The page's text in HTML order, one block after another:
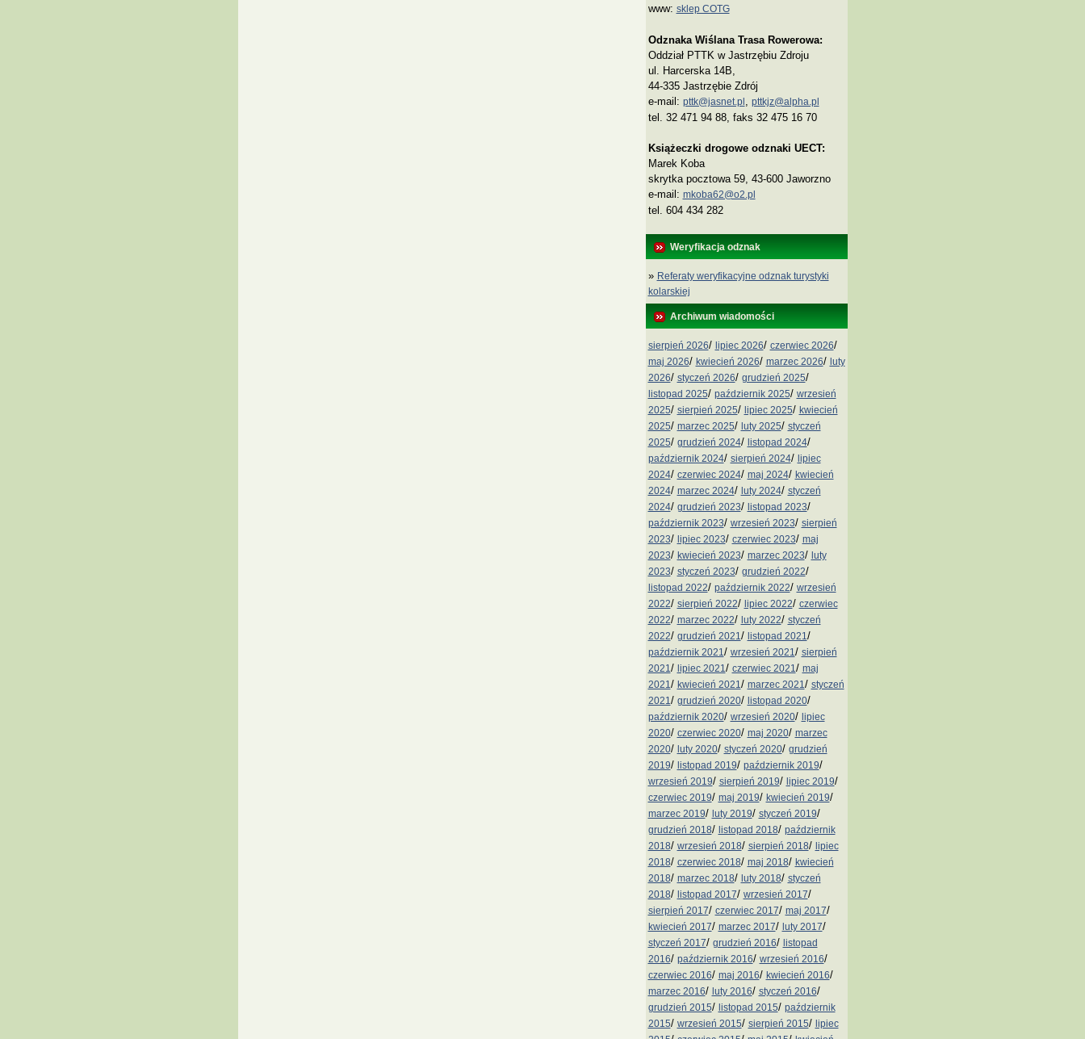
www: sklep COTG
Odznaka Wiślana Trasa Rowerowa:
Oddział PTTK w Jastrzębiu Zdroju
ul. Harcerska 14B,
44-335 Jastrzębie Zdrój
e-mail: pttk@jasnet.pl pttkjz@alpha.pl
tel. 32 471 94 88, faks 32 475 16 70
Książeczki drogowe odznaki UECT:
Marek Koba
skrytka pocztowa 59, 43-600 Jaworzno
e‑mail: mkoba62@o2.pl
tel. 604 434 282
Weryfikacja odznak
» Referaty weryfikacyjne odznak turystyki
kolarskiej
Archiwum wiadomości
sierpień 2026/ lipiec 2026/ czerwiec 2026/
maj 2026/ kwiecień 2026/ marzec 2026/ luty
2026/ styczeń 2026/ grudzień 2025/
listopad 2025/ październik 2025/ wrzesień
2025/ sierpień 2025/ lipiec 2025/ kwiecień
2025/ marzec 2025/ luty 2025/ styczeń
2025/ grudzień 2024/ listopad 2024/
październik 2024/ sierpień 2024/ lipiec
2024/ czerwiec 2024/ maj 2024/ kwiecień
2024/ marzec 2024/ luty 2024/ styczeń
2024/ grudzień 2023/ listopad 2023/
październik 2023/ wrzesień 2023/ sierpień
2023/ lipiec 2023/ czerwiec 2023/ maj
2023/ kwiecień 2023/ marzec 2023/ luty
2023/ styczeń 2023/ grudzień 2022/
listopad 2022/ październik 2022/ wrzesień
2022/ sierpień 2022/ lipiec 2022/ czerwiec
2022/ marzec 2022/ luty 2022/ styczeń
2022/ grudzień 2021 / listopad 2021 /
październik 2021 / wrzesień 2021 / sierpień
2021 / lipiec 2021 / czerwiec 2021 / maj
2021 / kwiecień 2021 / marzec 2021 / styczeń
2021 / grudzień 2020/ listopad 2020/
październik 2020/ wrzesień 2020/ lipiec
2020/ czerwiec 2020/ maj 2020/ marzec
2020/ luty 2020/ styczeń 2020/ grudzień
2019/ listopad 2019/ październik 2019/
wrzesień 2019/ sierpień 2019/ lipiec 2019/
czerwiec 2019/ maj 2019/ kwiecień 2019/
marzec 2019/ luty 2019/ styczeń 2019/
grudzień 2018/ listopad 2018/ październik
2018/ wrzesień 2018/ sierpień 2018/ lipiec
2018/ czerwiec 2018/ maj 2018/ kwiecień
2018/ marzec 2018/ luty 2018/ styczeń
2018/ listopad 2017/ wrzesień 2017/
sierpień 2017/ czerwiec 2017/ maj 2017/
kwiecień 2017/ marzec 2017/ luty 2017/
styczeń 2017/ grudzień 2016/ listopad
2016/ październik 2016/ wrzesień 2016/
czerwiec 2016/ maj 2016/ kwiecień 2016/
marzec 2016/ luty 2016/ styczeń 2016/
grudzień 2015/ listopad 2015/ październik
2015/ wrzesień 2015/ sierpień 2015/ lipiec